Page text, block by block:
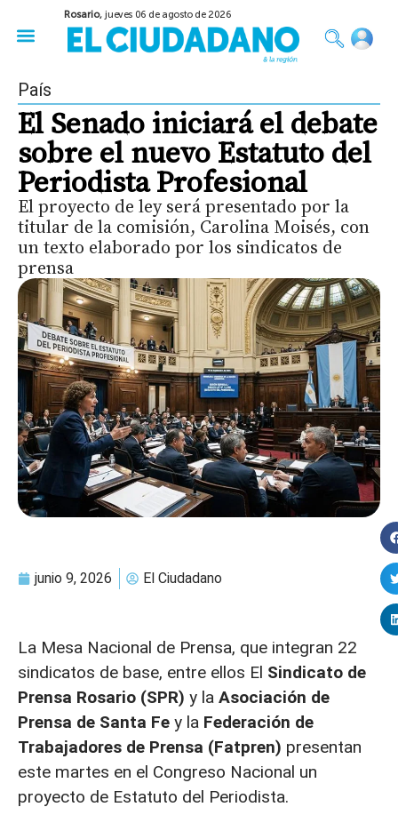
Rosario,jueves 06 de agosto de 2026
País
El Senado iniciará el debate
sobre el nuevo Estatuto del
Periodista Profesional
El proyecto de ley será presentado por la
titular de la comisión, Carolina Moisés, con
un texto elaborado por los sindicatos de
prensa
junio 9, 2026 El Ciudadano
La Mesa Nacional de Prensa, que integran 22
sindicatos de base, entre ellos El Sindicato de
Prensa Rosario (SPR) y la Asociación de
Prensa de Santa Fe y la Federación de
Trabajadores de Prensa (Fatpren) presentan
este martes en el Congreso Nacional un
proyecto de Estatuto del Periodista.